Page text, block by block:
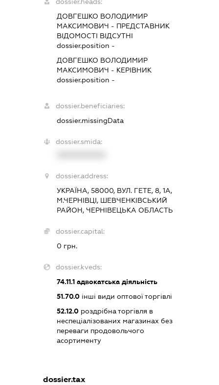
ДОВГЕШКО ВОЛОДИМИР
МАКСИМОВИЧ - ПРЕДСТАВНИК
ВІДОМОСТІ ВІДСУТНІ
dossier.position -
ДОВГЕШКО ВОЛОДИМИР
МАКСИМОВИЧ - КЕРІВНИК
dossier.position -
dossier.beneficiaries:
dossier.missingData
dossier.smida:
dossier.address:
УКРАЇНА, 58000, ВУЛ. ГЕТЕ, 8, 1А,
М.ЧЕРНІВЦІ, ШЕВЧЕНКІВСЬКИЙ
РАЙОН, ЧЕРНІВЕЦЬКА ОБЛАСТЬ
dossier.capital:
0 грн.
dossier.kveds:
74.11.1адвокатська діяльність
51.70.0інші види оптової торгівлі
52.12.0роздрібна торгівля в
неспеціалізованих магазинах без
переваги продовольчого
асортименту
dossier.tax